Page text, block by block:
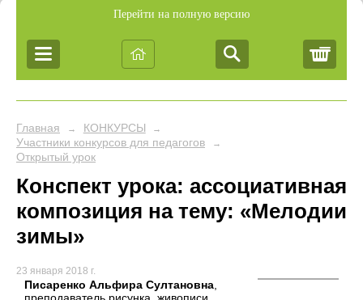
Перейти на полную версию
Главная → КОНКУРСЫ →
Участники конкурсов для педагогов →
Открытый урок
Конспект урока: ассоциативная
композиция на тему: «Мелодии
зимы»
23 января 2018 г.
Писаренко Альфира Султановна,